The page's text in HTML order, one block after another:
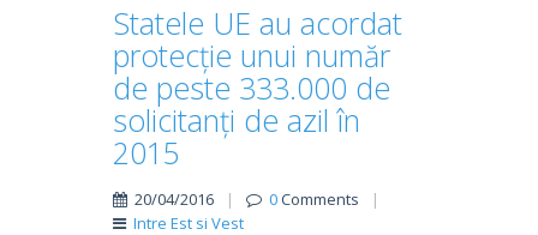
Statele UE au acordat
protecție unui număr
de peste 333.000 de
solicitanți de azil în
2015
20/04/2016 | 0Comments
|
Intre Est si Vest